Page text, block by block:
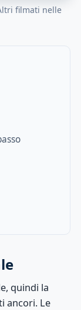
filmati nelle
quindi la
ancori. Le